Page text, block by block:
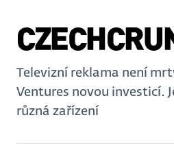
Televizní reklama není
Ventures novou investicí.
různá zařízení